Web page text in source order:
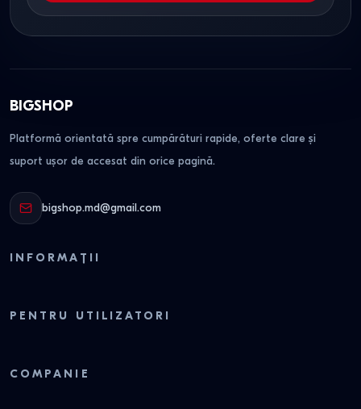
BIGSHOP
Platformă orientată spre cumpărături rapide, oferte clare și
suport ușor de accesat din orice pagină.
bigshop.md@gmail.com
INFORMAȚII
PENTRU UTILIZATORI
COMPANIE